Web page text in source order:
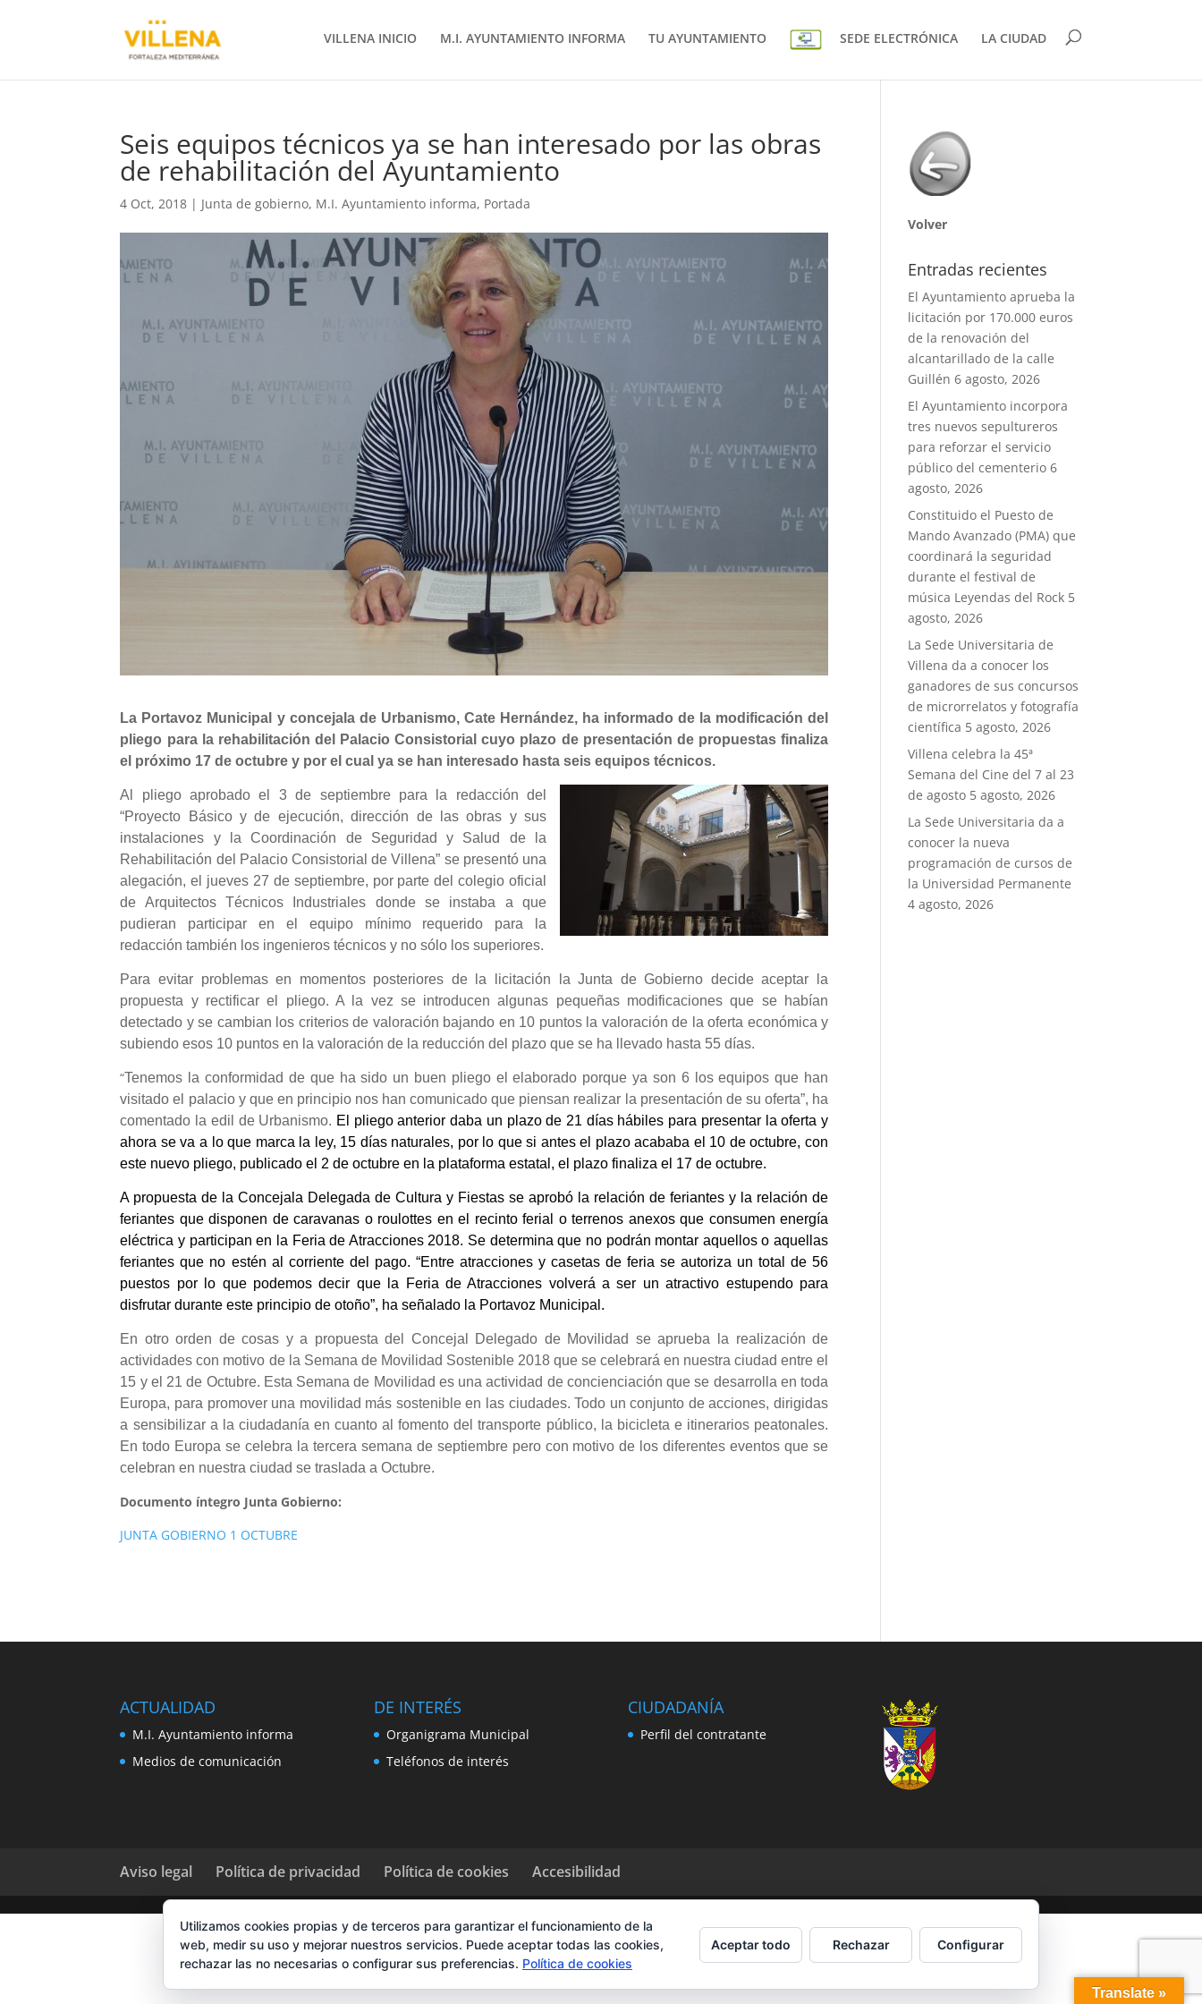
VILLENA INICIO M.I. AYUNTAMIENTO INFORMA TU AYUNTAMIENTO SEDE ELECTRÓNICA LA CIUDAD
Seis equipos técnicos ya se han interesado por las obras
de rehabilitación del Ayuntamiento
4 Oct, 2018 | Junta de gobierno, M.I. Ayuntamiento informa, Portada
La Portavoz Municipal y concejala de Urbanismo, Cate Hernández, ha informado de la modificación del
pliego para la rehabilitación del Palacio Consistorial cuyo plazo de presentación de propuestas finaliza
el próximo 17 de octubre y por el cual ya se han interesado hasta seis equipos técnicos.
Al pliego aprobado el 3 de septiembre para la redacción del
“Proyecto Básico y de ejecución, dirección de las obras y sus
instalaciones y la Coordinación de Seguridad y Salud de la
Rehabilitación del Palacio Consistorial de Villena” se presentó una
alegación, el jueves 27 de septiembre, por parte del colegio oficial
de Arquitectos Técnicos Industriales donde se instaba a que
pudieran participar en el equipo mínimo requerido para la
redacción también los ingenieros técnicos y no sólo los superiores.
Para evitar problemas en momentos posteriores de la licitación la Junta de Gobierno decide aceptar la
propuesta y rectificar el pliego. A la vez se introducen algunas pequeñas modificaciones que se habían
detectado y se cambian los criterios de valoración bajando en 10 puntos la valoración de la oferta económica y
subiendo esos 10 puntos en la valoración de la reducción del plazo que se ha llevado hasta 55 días.
“Tenemos la conformidad de que ha sido un buen pliego el elaborado porque ya son 6 los equipos que han
visitado el palacio y que en principio nos han comunicado que piensan realizar la presentación de su oferta”, ha
comentado la edil de Urbanismo. El pliego anterior daba un plazo de 21 días hábiles para presentar la oferta y
ahora se va a lo que marca la ley, 15 días naturales, por lo que si antes el plazo acababa el 10 de octubre, con
este nuevo pliego, publicado el 2 de octubre en la plataforma estatal, el plazo finaliza el 17 de octubre.
A propuesta de la Concejala Delegada de Cultura y Fiestas se aprobó la relación de feriantes y la relación de
feriantes que disponen de caravanas o roulottes en el recinto ferial o terrenos anexos que consumen energía
eléctrica y participan en la Feria de Atracciones 2018. Se determina que no podrán montar aquellos o aquellas
feriantes que no estén al corriente del pago. “Entre atracciones y casetas de feria se autoriza un total de 56
puestos por lo que podemos decir que la Feria de Atracciones volverá a ser un atractivo estupendo para
disfrutar durante este principio de otoño”, ha señalado la Portavoz Municipal.
En otro orden de cosas y a propuesta del Concejal Delegado de Movilidad se aprueba la realización de
actividades con motivo de la Semana de Movilidad Sostenible 2018 que se celebrará en nuestra ciudad entre el
15 y el 21 de Octubre. Esta Semana de Movilidad es una actividad de concienciación que se desarrolla en toda
Europa, para promover una movilidad más sostenible en las ciudades. Todo un conjunto de acciones, dirigidas
a sensibilizar a la ciudadanía en cuanto al fomento del transporte público, la bicicleta e itinerarios peatonales.
En todo Europa se celebra la tercera semana de septiembre pero con motivo de los diferentes eventos que se
celebran en nuestra ciudad se traslada a Octubre.
Documento íntegro Junta Gobierno:
JUNTA GOBIERNO 1 OCTUBRE
Volver
Entradas recientes
El Ayuntamiento aprueba la
licitación por 170.000 euros
de la renovación del
alcantarillado de la calle
Guillén 6 agosto, 2026
El Ayuntamiento incorpora
tres nuevos sepultureros
para reforzar el servicio
público del cementerio 6
agosto, 2026
Constituido el Puesto de
Mando Avanzado (PMA) que
coordinará la seguridad
durante el festival de
música Leyendas del Rock 5
agosto, 2026
La Sede Universitaria de
Villena da a conocer los
ganadores de sus concursos
de microrrelatos y fotografía
científica 5 agosto, 2026
Villena celebra la 45ª
Semana del Cine del 7 al 23
de agosto 5 agosto, 2026
La Sede Universitaria da a
conocer la nueva
programación de cursos de
la Universidad Permanente
4 agosto, 2026
ACTUALIDAD
M.I. Ayuntamiento informa
Medios de comunicación
DE INTERÉS
Organigrama Municipal
Teléfonos de interés
CIUDADANÍA
Perfil del contratante
Aviso legal Política de privacidad Política de cookies Accesibilidad
Translate »
Utilizamos cookies propias y de terceros para garantizar el funcionamiento de la
web, medir su uso y mejorar nuestros servicios. Puede aceptar todas las cookies,
rechazar las no necesarias o configurar sus preferencias. Política de cookies
Aceptar todo Rechazar Configurar